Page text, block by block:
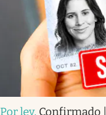
Por ley. Confirmado